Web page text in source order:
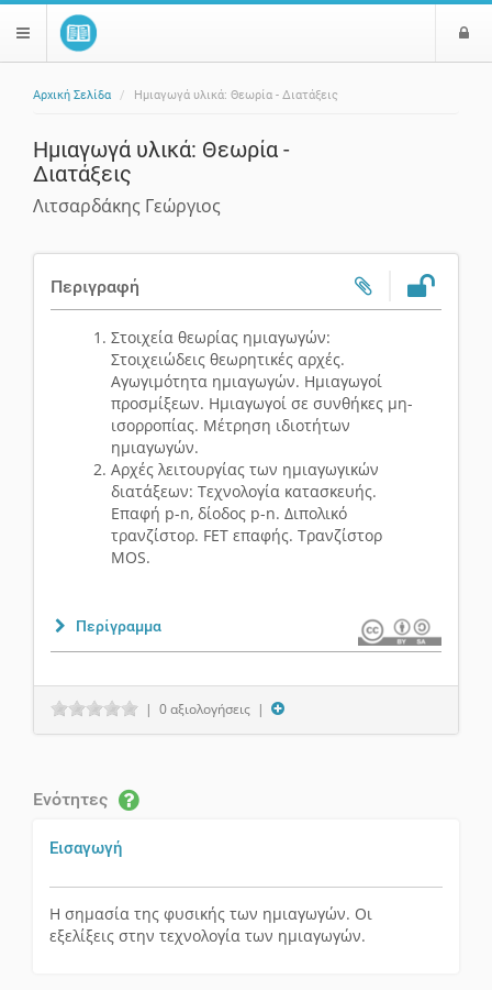
$langMenu
Αρχική Σελίδα Ημιαγωγά υλικά: Θεωρία - Διατάξεις
Ημιαγωγά υλικά: Θεωρία -
Διατάξεις
Λιτσαρδάκης Γεώργιος
Περιγραφή
Στοιχεία θεωρίας ημιαγωγών:
Στοιχειώδεις θεωρητικές αρχές.
Aγωγιμότητα ημιαγωγών. Hμιαγωγοί
προσμίξεων. Hμιαγωγοί σε συνθήκες μη-
ισορροπίας. Mέτρηση ιδιοτήτων
ημιαγωγών.
Aρχές λειτουργίας των ημιαγωγικών
διατάξεων: Tεχνολογία κατασκευής.
Eπαφή p-n, δίοδος p-n. Διπολικό
τρανζίστορ. FET επαφής. Tρανζίστορ
MOS.
Περίγραμμα
| 0 αξιολογήσεις |
Ενότητες
Εισαγωγή
Η σημασία της φυσικής των ημιαγωγών. Οι
εξελίξεις στην τεχνολογία των ημιαγωγών.